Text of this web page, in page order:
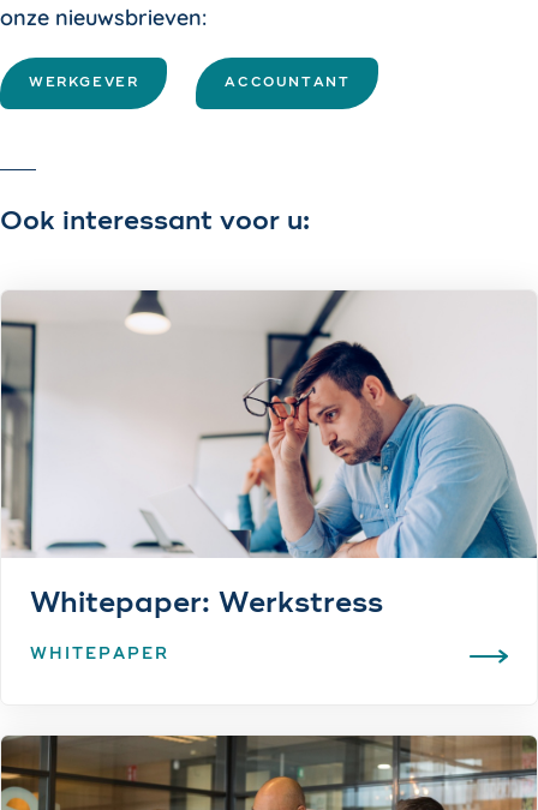
onze nieuwsbrieven:
WERKGEVER ACCOUNTANT
Ook interessant voor u:
Whitepaper: Werkstress
WHITEPAPER